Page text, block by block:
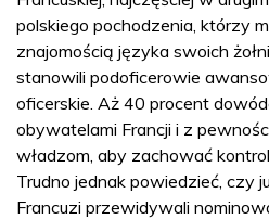
polskiego pochodzenia, którzy
znajomością języka swoich
stanowili podoficerowie
oficerskie. Aż 40 procent
obywatelami Francji i z
władzom, aby zachować
Trudno jednak powiedzieć, czy
Francuzi przewidywali